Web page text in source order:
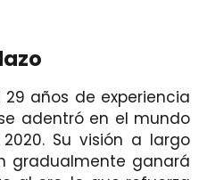
años de experiencia
adentró en el mundo
Su visión a largo
gradualmente ganará